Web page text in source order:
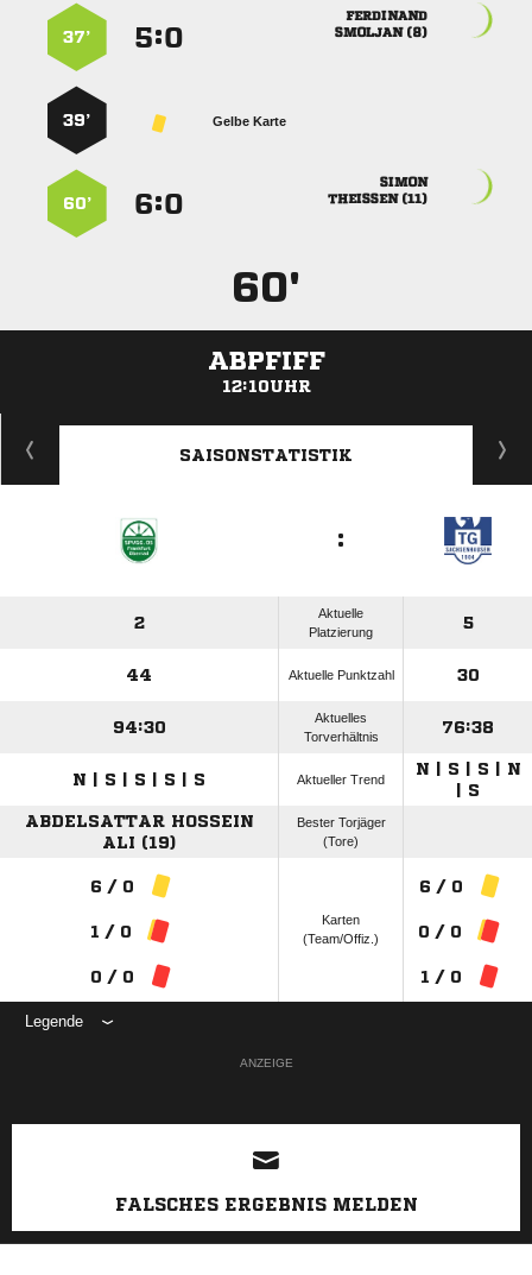

 
:
37’
Gelbe Karte
39’

 
:
60’
60'
ABPFIFF
12:10UHR
ANZEIGE
SAISONSTATISTIK
:
2
Aktuelle
Platzierung
5
44 Aktuelle Punktzahl 30
94:30
Aktuelles
Torverhältnis
76:38
N | S | S | S | S Aktueller Trend
N | S | S | N
| S
ABDELSATTAR HOSSEIN
ALI (19)
Bester Torjäger
(Tore)
6 / 0
1 / 0
0 / 0
Karten
(Team/Offiz.)
6 / 0
0 / 0
1 / 0
Legende
ANZEIGE
FALSCHES ERGEBNIS MELDEN